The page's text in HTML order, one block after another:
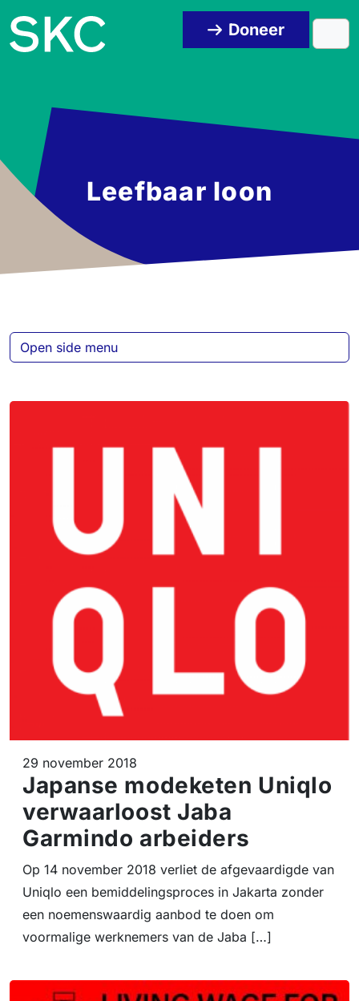
Doneer
Leefbaar loon
29 november 2018
Japanse modeketen Uniqlo
verwaarloost Jaba
Garmindo arbeiders
Op 14 november 2018 verliet de afgevaardigde van
Uniqlo een bemiddelingsproces in Jakarta zonder
een noemenswaardig aanbod te doen om
voormalige werknemers van de Jaba […]
Open side menu